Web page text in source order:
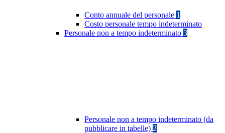
Conto annuale del personale 1
Costo personale tempo indeterminato
Personale non a tempo indeterminato 3
Personale non a tempo indeterminato (da
pubblicare in tabelle) 2